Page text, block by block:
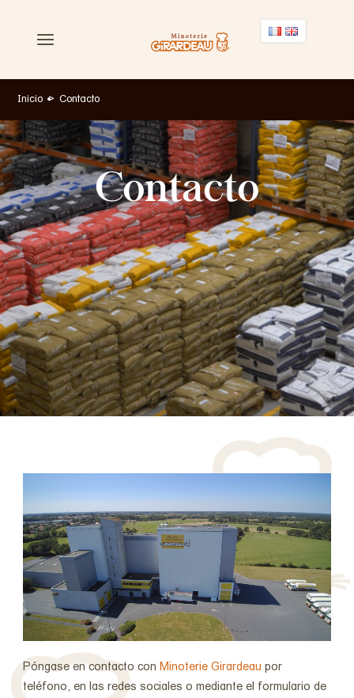
Harinas
Servicios
Compromisos
¿Quiénes somos?
Contacto
Inicio Contacto
Contacto
Póngase en contacto con Minoterie Girardeau por
teléfono, en las redes sociales o mediante el formulario de